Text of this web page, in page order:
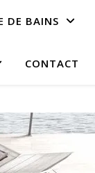
DE BAINS
CONTACT